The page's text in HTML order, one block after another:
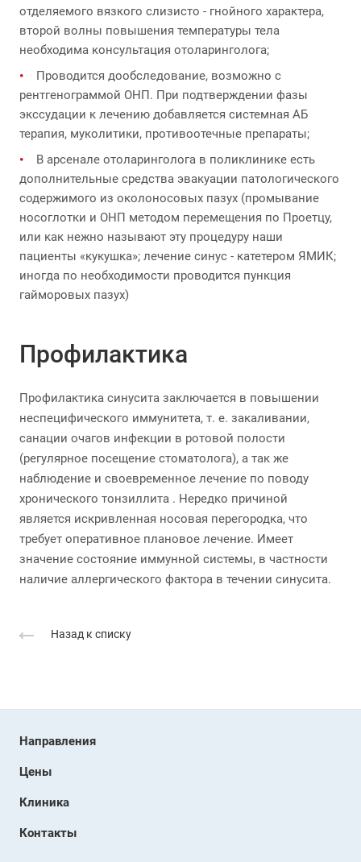
отделяемого вязкого слизисто - гнойного характера,
второй волны повышения температуры тела
необходима консультация отоларинголога;
Проводится дообследование, возможно с
рентгенограммой ОНП. При подтверждении фазы
экссудации к лечению добавляется системная АБ
терапия, муколитики, противоотечные препараты;
В арсенале отоларинголога в поликлинике есть
дополнительные средства эвакуации патологического
содержимого из околоносовых пазух (промывание
носоглотки и ОНП методом перемещения по Проетцу,
или как нежно называют эту процедуру наши
пациенты «кукушка»; лечение синус - катетером ЯМИК;
иногда по необходимости проводится пункция
гайморовых пазух)
Профилактика
Профилактика синусита заключается в повышении
неспецифического иммунитета, т. е. закаливании,
санации очагов инфекции в ротовой полости
(регулярное посещение стоматолога), а так же
наблюдение и своевременное лечение по поводу
хронического тонзиллита . Нередко причиной
является искривленная носовая перегородка, что
требует оперативное плановое лечение. Имеет
значение состояние иммунной системы, в частности
наличие аллергического фактора в течении синусита.
Назад к списку
Направления
Цены
Клиника
Контакты